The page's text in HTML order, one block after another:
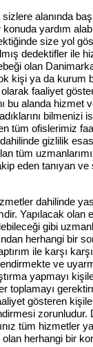
alanında
konuda yardım
size yol
dedektifler ile
olan
kişi ya da kurum
olarak faaliyet
bu alanda hizmet
bilmenizi
tüm ofislerimiz
gizlilik
tüm
eden tanıyan
dahilinde
Yapılacak olan
gibi
herhangi bir
ile karşı
ve
yapmayı
toplamayı
gösteren
zorunludur.
tüm hizmetler
olan herhangi bir